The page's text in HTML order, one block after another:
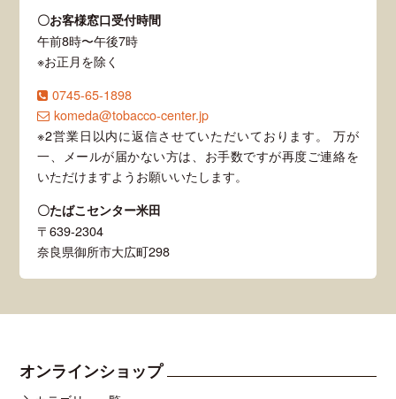
〇お客様窓口受付時間
午前8時〜午後7時
※お正月を除く
0745-65-1898
komeda@tobacco-center.jp
※2営業日以内に返信させていただいております。 万が
一、メールが届かない方は、お手数ですが再度ご連絡を
いただけますようお願いいたします。
〇たばこセンター米田
〒639-2304
奈良県御所市大広町298
オンラインショップ